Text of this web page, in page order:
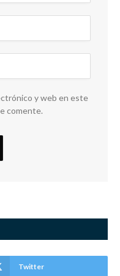
y web en este
comente.
Twitter